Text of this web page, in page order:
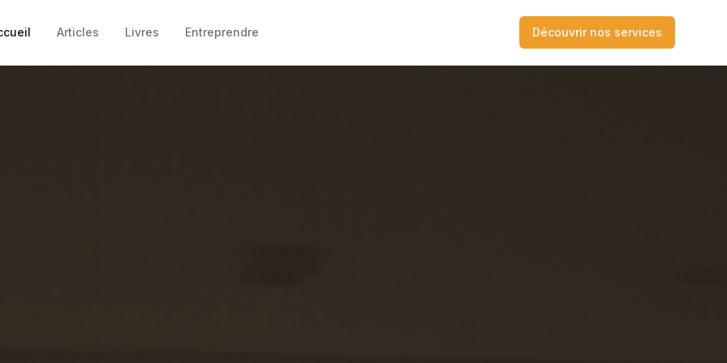
Articles Livres Entreprendre Découvrir nos services